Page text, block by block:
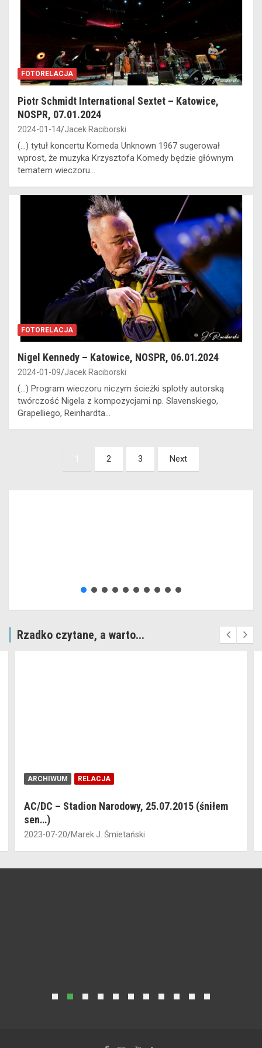
FOTORELACJA
Piotr Schmidt International Sextet – Katowice,
NOSPR, 07.01.2024
2024-01-14 Jacek Raciborski
(...) tytuł koncertu Komeda Unknown 1967 sugerował
wprost, że muzyka Krzysztofa Komedy będzie głównym
tematem wieczoru...
FOTORELACJA
Nigel Kennedy – Katowice, NOSPR, 06.01.2024
2024-01-09 Jacek Raciborski
(...) Program wieczoru niczym ścieżki splotły autorską
twórczość Nigela z kompozycjami np. Slavenskiego,
Grapelliego, Reinhardta...
2 3 Next
Rzadko czytane, a warto...
ARCHIWUM RELACJA
AC/DC – Stadion Narodowy, 25.07.2015 (śniłem
sen…)
2023-07-20 Marek J. Śmietański